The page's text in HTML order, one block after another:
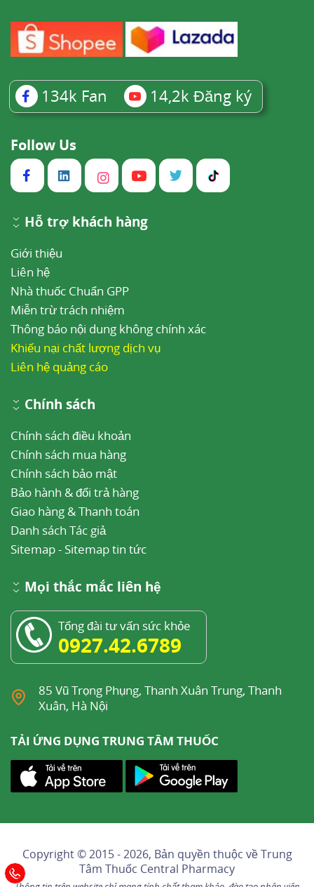
134k Fan 14,2k Đăng ký
Follow Us
Hỗ trợ khách hàng
Giới thiệu
Liên hệ
Nhà thuốc Chuẩn GPP
Miễn trừ trách nhiệm
Thông báo nội dung không chính xác
Khiếu nại chất lượng dịch vụ
Liên hệ quảng cáo
Chính sách
Chính sách điều khoản
Chính sách mua hàng
Chính sách bảo mật
Bảo hành & đổi trả hàng
Giao hàng & Thanh toán
Danh sách Tác giả
Sitemap- Sitemap tin tức
Mọi thắc mắc liên hệ
Tổng đài tư vấn sức khỏe
0927.42.6789
85 Vũ Trọng Phụng, Thanh Xuân Trung, Thanh
Xuân, Hà Nội
TẢI ỨNG DỤNG TRUNG TÂM THUỐC
Copyright © 2015 - 2026, Bản quyền thuộc vềTrung
Tâm Thuốc Central Pharmacy